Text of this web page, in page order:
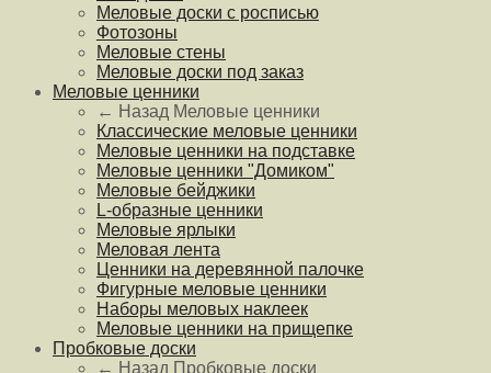
Меловые доски с росписью
Фотозоны
Меловые стены
Меловые доски под заказ
Меловые ценники
← Назад Меловые ценники
Классические меловые ценники
Меловые ценники на подставке
Меловые ценники "Домиком"
Меловые бейджики
L-образные ценники
Меловые ярлыки
Меловая лента
Ценники на деревянной палочке
Фигурные меловые ценники
Наборы меловых наклеек
Меловые ценники на прищепке
Пробковые доски
← Назад Пробковые доски